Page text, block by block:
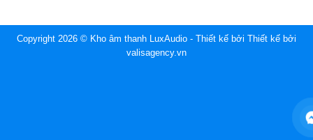
Copyright 2026 © Kho âm thanh LuxAudio - Thiết kế bởi Thiết kế bởi
valisagency.vn